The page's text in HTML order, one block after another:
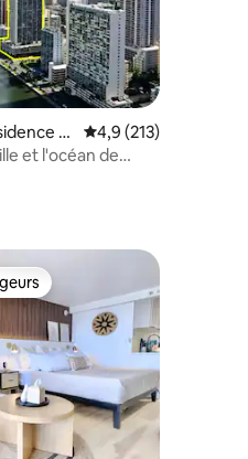
commentaires : 4,94 sur 5
⋅
Évaluation moyenne
4,9 (213)
et l'océan de